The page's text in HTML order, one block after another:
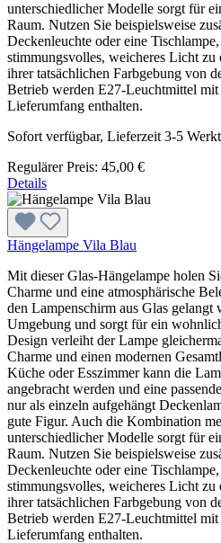
unterschiedlicher Modelle sorgt für
Raum. Nutzen Sie beispielsweise
Deckenleuchte oder eine
stimmungsvolles, weicheres Licht
ihrer tatsächlichen Farbgebung von
Betrieb werden E27-Leuchtmittel
Lieferumfang enthalten.
Sofort verfügbar, Lieferzeit 3-5
Regulärer Preis: 45,00 €
Details
Hängelampe Vila Blau
Mit dieser Glas-Hängelampe holen
Charme und eine atmosphärische
den Lampenschirm aus Glas gelangt
Umgebung und sorgt für ein
Design verleiht der Lampe
Charme und einen modernen
Küche oder Esszimmer kann die
angebracht werden und eine
nur als einzeln aufgehängt
gute Figur. Auch die Kombination
unterschiedlicher Modelle sorgt für
Raum. Nutzen Sie beispielsweise
Deckenleuchte oder eine
stimmungsvolles, weicheres Licht
ihrer tatsächlichen Farbgebung von
Betrieb werden E27-Leuchtmittel
Lieferumfang enthalten.